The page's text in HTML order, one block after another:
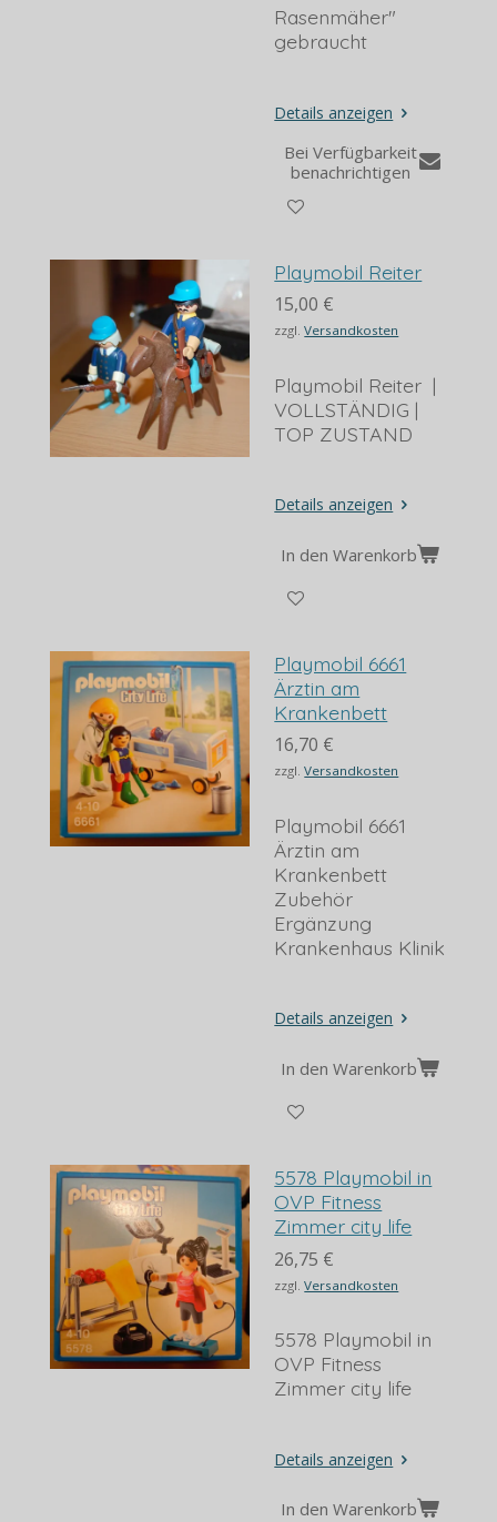
Rasenmäher"
gebraucht
Details anzeigen
Bei Verfügbarkeit
benachrichtigen
Playmobil Reiter
15,00 €
zzgl.Versandkosten
Playmobil Reiter |
VOLLSTÄNDIG |
TOP ZUSTAND
Details anzeigen
In den Warenkorb
Playmobil 6661
Ärztin am
Krankenbett
16,70 €
zzgl.Versandkosten
Playmobil 6661
Ärztin am
Krankenbett
Zubehör
Ergänzung
Krankenhaus Klinik
Details anzeigen
In den Warenkorb
5578 Playmobil in
OVP Fitness
Zimmer city life
26,75 €
zzgl.Versandkosten
5578 Playmobil in
OVP Fitness
Zimmer city life
Details anzeigen
In den Warenkorb